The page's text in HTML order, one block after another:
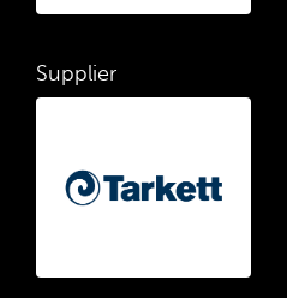
Supplier